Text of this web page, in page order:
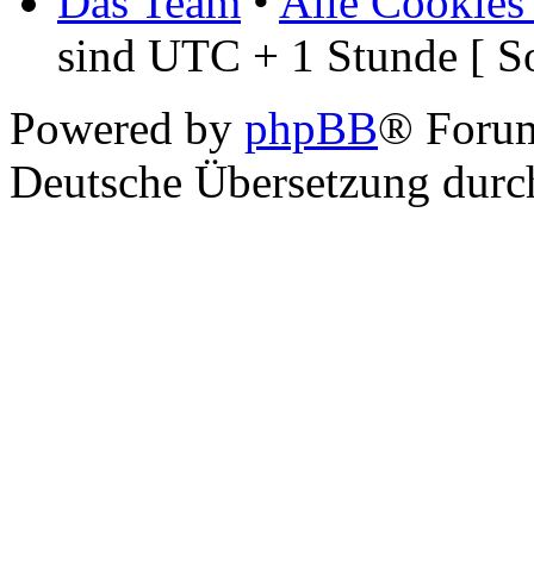
sind UTC + 1 Stunde [
Powered by phpBB®
Deutsche Übersetzung